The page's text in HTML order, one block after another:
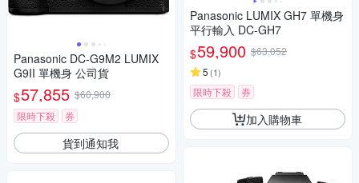
Panasonic DC-G9M2 LUMIX
G9II 單機身 公司貨
$57,855 $60,900
限時下殺
券
貨到通知我
Panasonic LUMIX GH7 單機身
平行輸入 DC-GH7
$59,900 $63,052
5 (1)
限時下殺 券
加入購物車